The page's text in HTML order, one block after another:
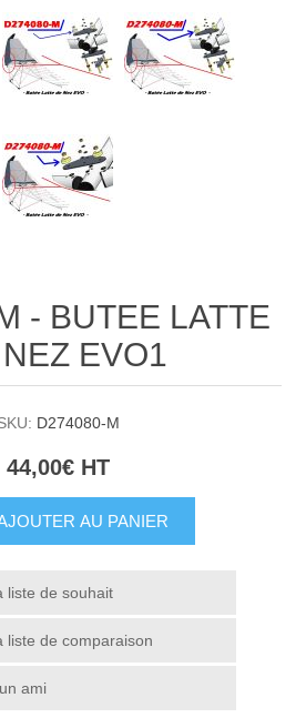
- BUTEE LATTE
EVO1
D274080-M
44,00€ HT
AU PANIER
liste de souhait
liste de comparaison
ami